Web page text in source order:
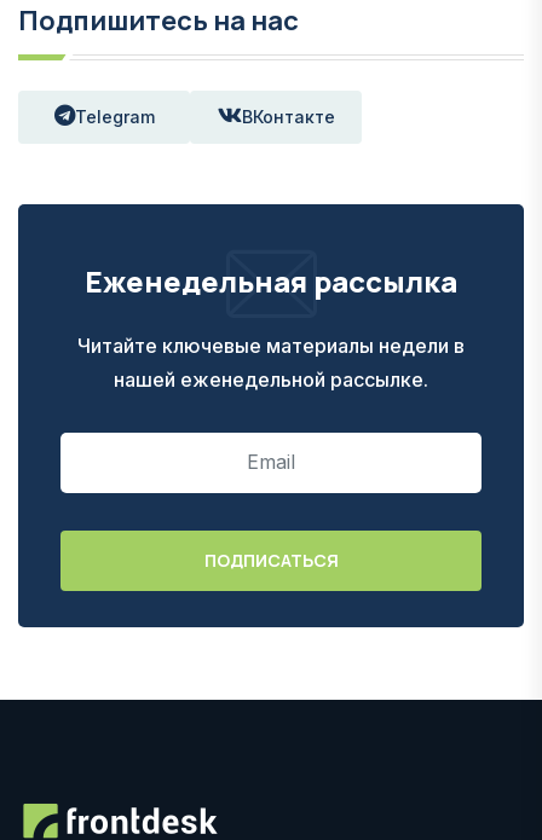
Подпишитесь на нас
Telegram ВКонтакте
Еженедельная рассылка
Читайте ключевые материалы недели в
нашей еженедельной рассылке.